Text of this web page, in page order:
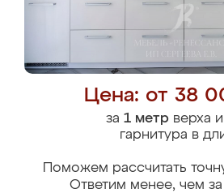
Цена: от 38
за 1 метрверха и
гарнитура в
Поможем рассчитать
Ответим менее, чем